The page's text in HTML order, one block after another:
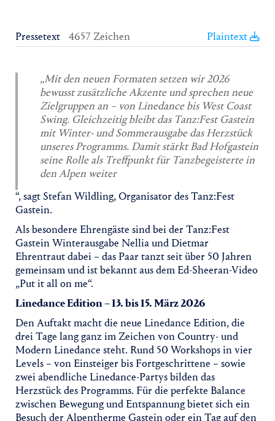
Pressetext 4657 Zeichen Plaintext
„Mit den neuen Formaten setzen wir 2026
bewusst zusätzliche Akzente und sprechen neue
Zielgruppen an – von Linedance bis West Coast
Swing. Gleichzeitig bleibt das Tanz:Fest Gastein
mit Winter- und Sommerausgabe das Herzstück
unseres Programms. Damit stärkt Bad Hofgastein
seine Rolle als Treffpunkt für Tanzbegeisterte in
den Alpen weiter
“, sagt Stefan Wildling, Organisator des Tanz:Fest
Gastein.
Als besondere Ehrengäste sind bei der Tanz:Fest
Gastein Winterausgabe Nellia und Dietmar
Ehrentraut dabei – das Paar tanzt seit über 50 Jahren
gemeinsam und ist bekannt aus dem Ed-Sheeran-Video
„Put it all on me“.
Linedance Edition – 13. bis 15. März 2026
Den Auftakt macht die neue Linedance Edition, die
drei Tage lang ganz im Zeichen von Country- und
Modern Linedance steht. Rund 50 Workshops in vier
Levels – von Einsteiger bis Fortgeschrittene – sowie
zwei abendliche Linedance-Partys bilden das
Herzstück des Programms. Für die perfekte Balance
zwischen Bewegung und Entspannung bietet sich ein
Besuch der Alpentherme Gastein oder ein Tag auf den